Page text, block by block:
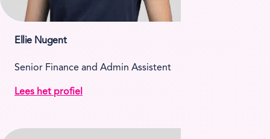
Ellie Nugent
Senior Finance and Admin Assistent
Lees het profiel